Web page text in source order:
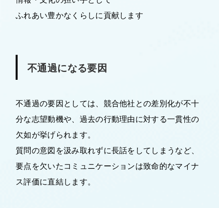
ふれあい豊かなくらしに貢献します
不通過になる要因
不通過の要因としては、競合他社との差別化が不十
分な志望動機や、過去の行動理由に対する一貫性の
欠如が挙げられます。
質問の意図を汲み取れずに長話をしてしまうなど、
要点を欠いたコミュニケーションは致命的なマイナ
ス評価に直結します。